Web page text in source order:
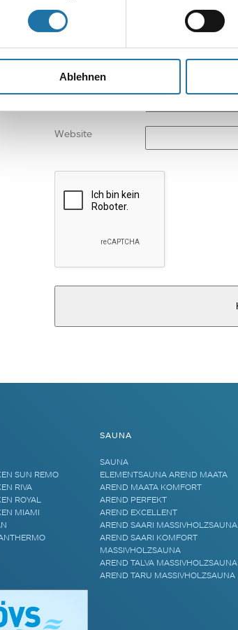
Ablehnen
Name*
E-Mail-Adresse*
Website
SUN REMO
RIVA
ROYAL
MIAMI
SAUNA
SAUNA
ELEMENTSAUNA AREND MAATA
AREND MAATA KOMFORT
AREND PERFEKT
AREND EXCELLENT
AREND SAARI MASSIVHOLZSAUNA
AREND SAARI KOMFORT
MASSIVHOLZSAUNA
AREND TALVA MASSIVHOLZSAUNA
AREND TARU MASSIVHOLZSAUNA